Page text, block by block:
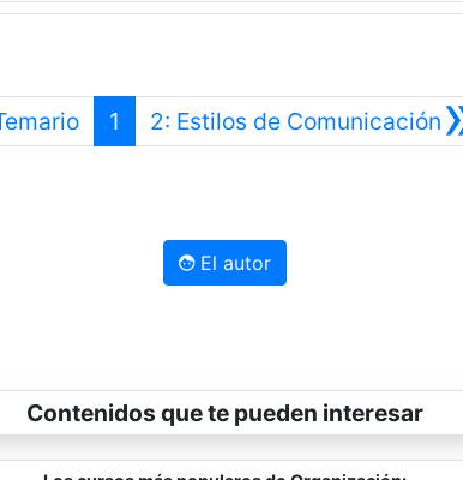
1 2: Estilos de Comunicación
El autor
Contenidos que te pueden interesar